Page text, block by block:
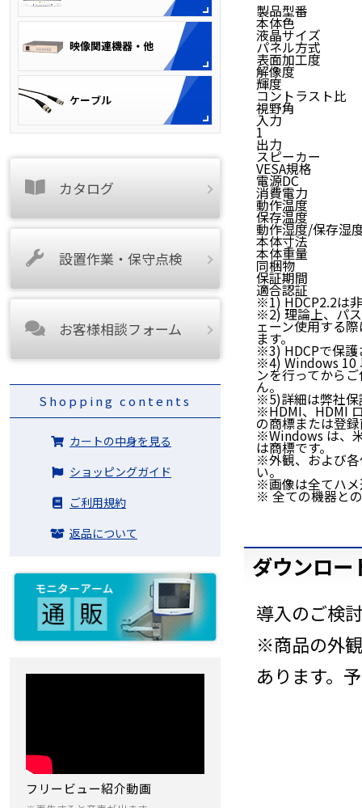
製品型番
本体色 ブ
液晶サイズ
パネル方式
表面加工度 グ
解像度
輝度
コントラスト
視野角 170°
入力 3G-SDI x
1
出力 3G-SDI x
スピーカー
VESA規格 75
電源DC 10
消費電力
動作温度
保存温度 -
動作湿度/保存湿
本体寸法
本体重量 約
同梱物 ACア
保証期間 ご
適合認証
※1) HDCP2.2は
※2) 理論上、パ
ェーン使用する
ます。
※3) HDCPで保護
※4) Windows 10
ンを行ってから
ん。
※5)詳細は弊社保
※HDMI、HDMI
の商標または登
※Windows は、
は商標です。
※外観、および各
い。
※画像は全てハメ
※ 全ての機器と
ダウンロー
導入のご検
※商品の外
あります。
カタログ
設置作業・保守点検
お客様相談フォーム
Shopping contents
カートの中身を見る
ショッピングガイド
ご利用規約
返品について
フリービュー紹介動画